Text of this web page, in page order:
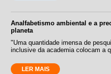
Analfabetismo ambiental e a
planeta
"Uma quantidade imensa de
inclusive da academia colocam a
LER MAIS